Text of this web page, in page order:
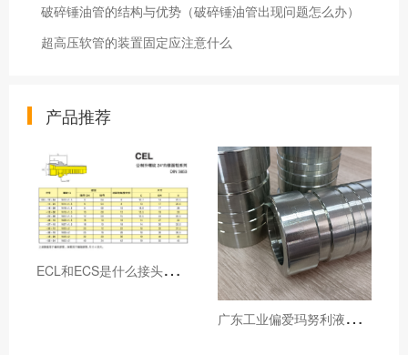
破碎锤油管的结构与优势（破碎锤油管出现问题怎么办）
超高压软管的装置固定应注意什么
产品推荐
E
CL和ECS是什么接头，用于什么胶管或管件
广
东工业偏爱玛努利液压产品的五大原因（代理深度分析）